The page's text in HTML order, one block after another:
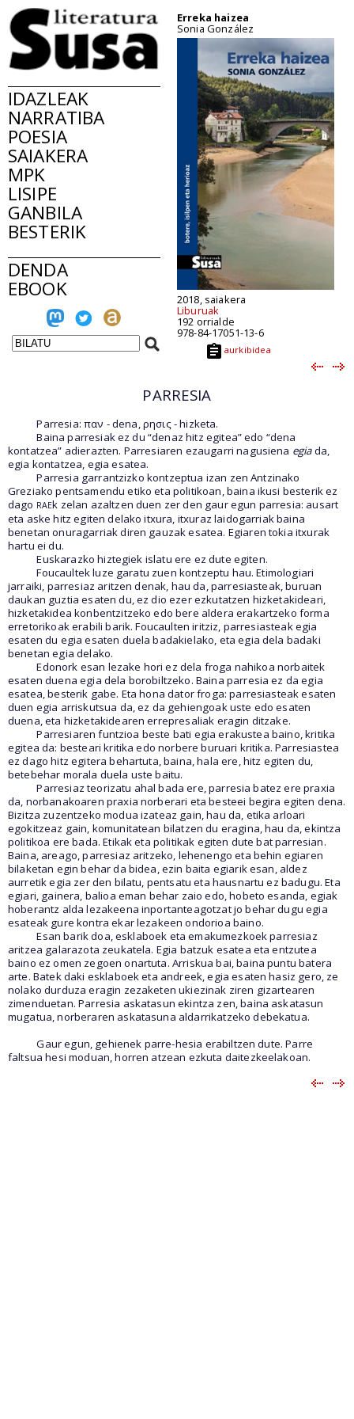
IDAZLEAK
NARRATIBA
POESIA
SAIAKERA
MPK
LISIPE
GANBILA
BESTERIK
DENDA
EBOOK
Erreka haizea
Sonia González
2018, saiakera
Liburuak
192 orrialde
978-84-17051-13-6
aurkibidea
PARRESIA
Parresia: παν - dena, ρησις - hizketa.
Baina parresiak ez du “denaz hitz egitea” edo “dena
kontatzea” adierazten. Parresiaren ezaugarri nagusiena egiada,
egia kontatzea, egia esatea.
Parresia garrantzizko kontzeptua izan zen Antzinako
Greziako pentsamendu etiko eta politikoan, baina ikusi besterik ez
dago RAEk zelan azaltzen duen zer den gaur egun parresia: ausart
eta aske hitz egiten delako itxura, itxuraz laidogarriak baina
benetan onuragarriak diren gauzak esatea. Egiaren tokia itxurak
hartu ei du.
Euskarazko hiztegiek islatu ere ez dute egiten.
Foucaultek luze garatu zuen kontzeptu hau. Etimologiari
jarraiki, parresiaz aritzen denak, hau da, parresiasteak, buruan
daukan guztia esaten du, ez dio ezer ezkutatzen hizketakideari,
hizketakidea konbentzitzeko edo bere aldera erakartzeko forma
erretorikoak erabili barik. Foucaulten iritziz, parresiasteak egia
esaten du egia esaten duela badakielako, eta egia dela badaki
benetan egia delako.
Edonork esan lezake hori ez dela froga nahikoa norbaitek
esaten duena egia dela borobiltzeko. Baina parresia ez da egia
esatea, besterik gabe. Eta hona dator froga: parresiasteak esaten
duen egia arriskutsua da, ez da gehiengoak uste edo esaten
duena, eta hizketakidearen errepresaliak eragin ditzake.
Parresiaren funtzioa beste bati egia erakustea baino, kritika
egitea da: besteari kritika edo norbere buruari kritika. Parresiastea
ez dago hitz egitera behartuta, baina, hala ere, hitz egiten du,
betebehar morala duela uste baitu.
Parresiaz teorizatu ahal bada ere, parresia batez ere praxia
da, norbanakoaren praxia norberari eta besteei begira egiten dena.
Bizitza zuzentzeko modua izateaz gain, hau da, etika arloari
egokitzeaz gain, komunitatean bilatzen du eragina, hau da, ekintza
politikoa ere bada. Etikak eta politikak egiten dute bat parresian.
Baina, areago, parresiaz aritzeko, lehenengo eta behin egiaren
bilaketan egin behar da bidea, ezin baita egiarik esan, aldez
aurretik egia zer den bilatu, pentsatu eta hausnartu ez badugu. Eta
egiari, gainera, balioa eman behar zaio edo, hobeto esanda, egiak
hoberantz alda lezakeena inportanteagotzat jo behar dugu egia
esateak gure kontra ekar lezakeen ondorioa baino.
Esan barik doa, esklaboek eta emakumezkoek parresiaz
aritzea galarazota zeukatela. Egia batzuk esatea eta entzutea
baino ez omen zegoen onartuta. Arriskua bai, baina puntu batera
arte. Batek daki esklaboek eta andreek, egia esaten hasiz gero, ze
nolako durduza eragin zezaketen ukiezinak ziren gizartearen
zimenduetan. Parresia askatasun ekintza zen, baina askatasun
mugatua, norberaren askatasuna aldarrikatzeko debekatua.
Gaur egun, gehienek parre-hesia erabiltzen dute. Parre
faltsua hesi moduan, horren atzean ezkuta daitezkeelakoan.